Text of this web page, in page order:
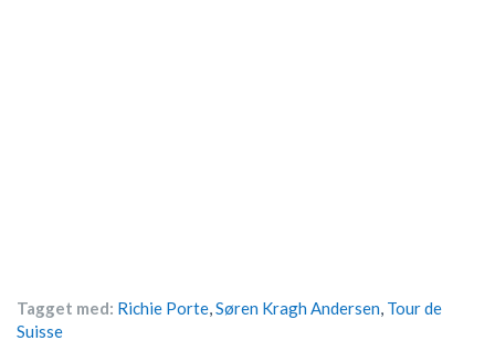
Tagget med: Richie Porte,Søren Kragh Andersen, Tour de
Suisse